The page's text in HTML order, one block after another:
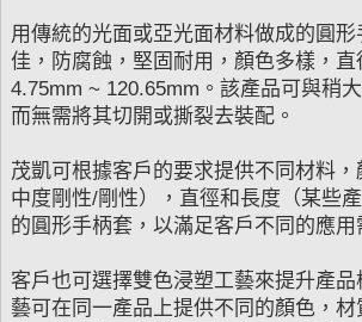
用傳統的光面或亞光面材料做成的圓
佳，防腐蝕，堅固耐用，顏色多樣，直
4.75mm ~ 120.65mm。該產品可與稍
而無需將其切開或撕裂去裝配。
茂凱可根據客戶的要求提供不同材料
中度剛性/剛性），直徑和長度（某些產
的圓形手柄套，以滿足客戶不同的應用
客戶也可選擇雙色浸塑工藝來提升產
藝可在同一產品上提供不同的顏色，材